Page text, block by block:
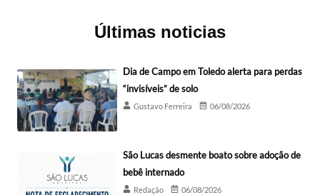
Últimas noticias
Dia de Campo em Toledo alerta para perdas
“invisíveis” de solo
Gustavo Ferreira 06/08/2026
São Lucas desmente boato sobre adoção de
bebê internado
Redação 06/08/2026